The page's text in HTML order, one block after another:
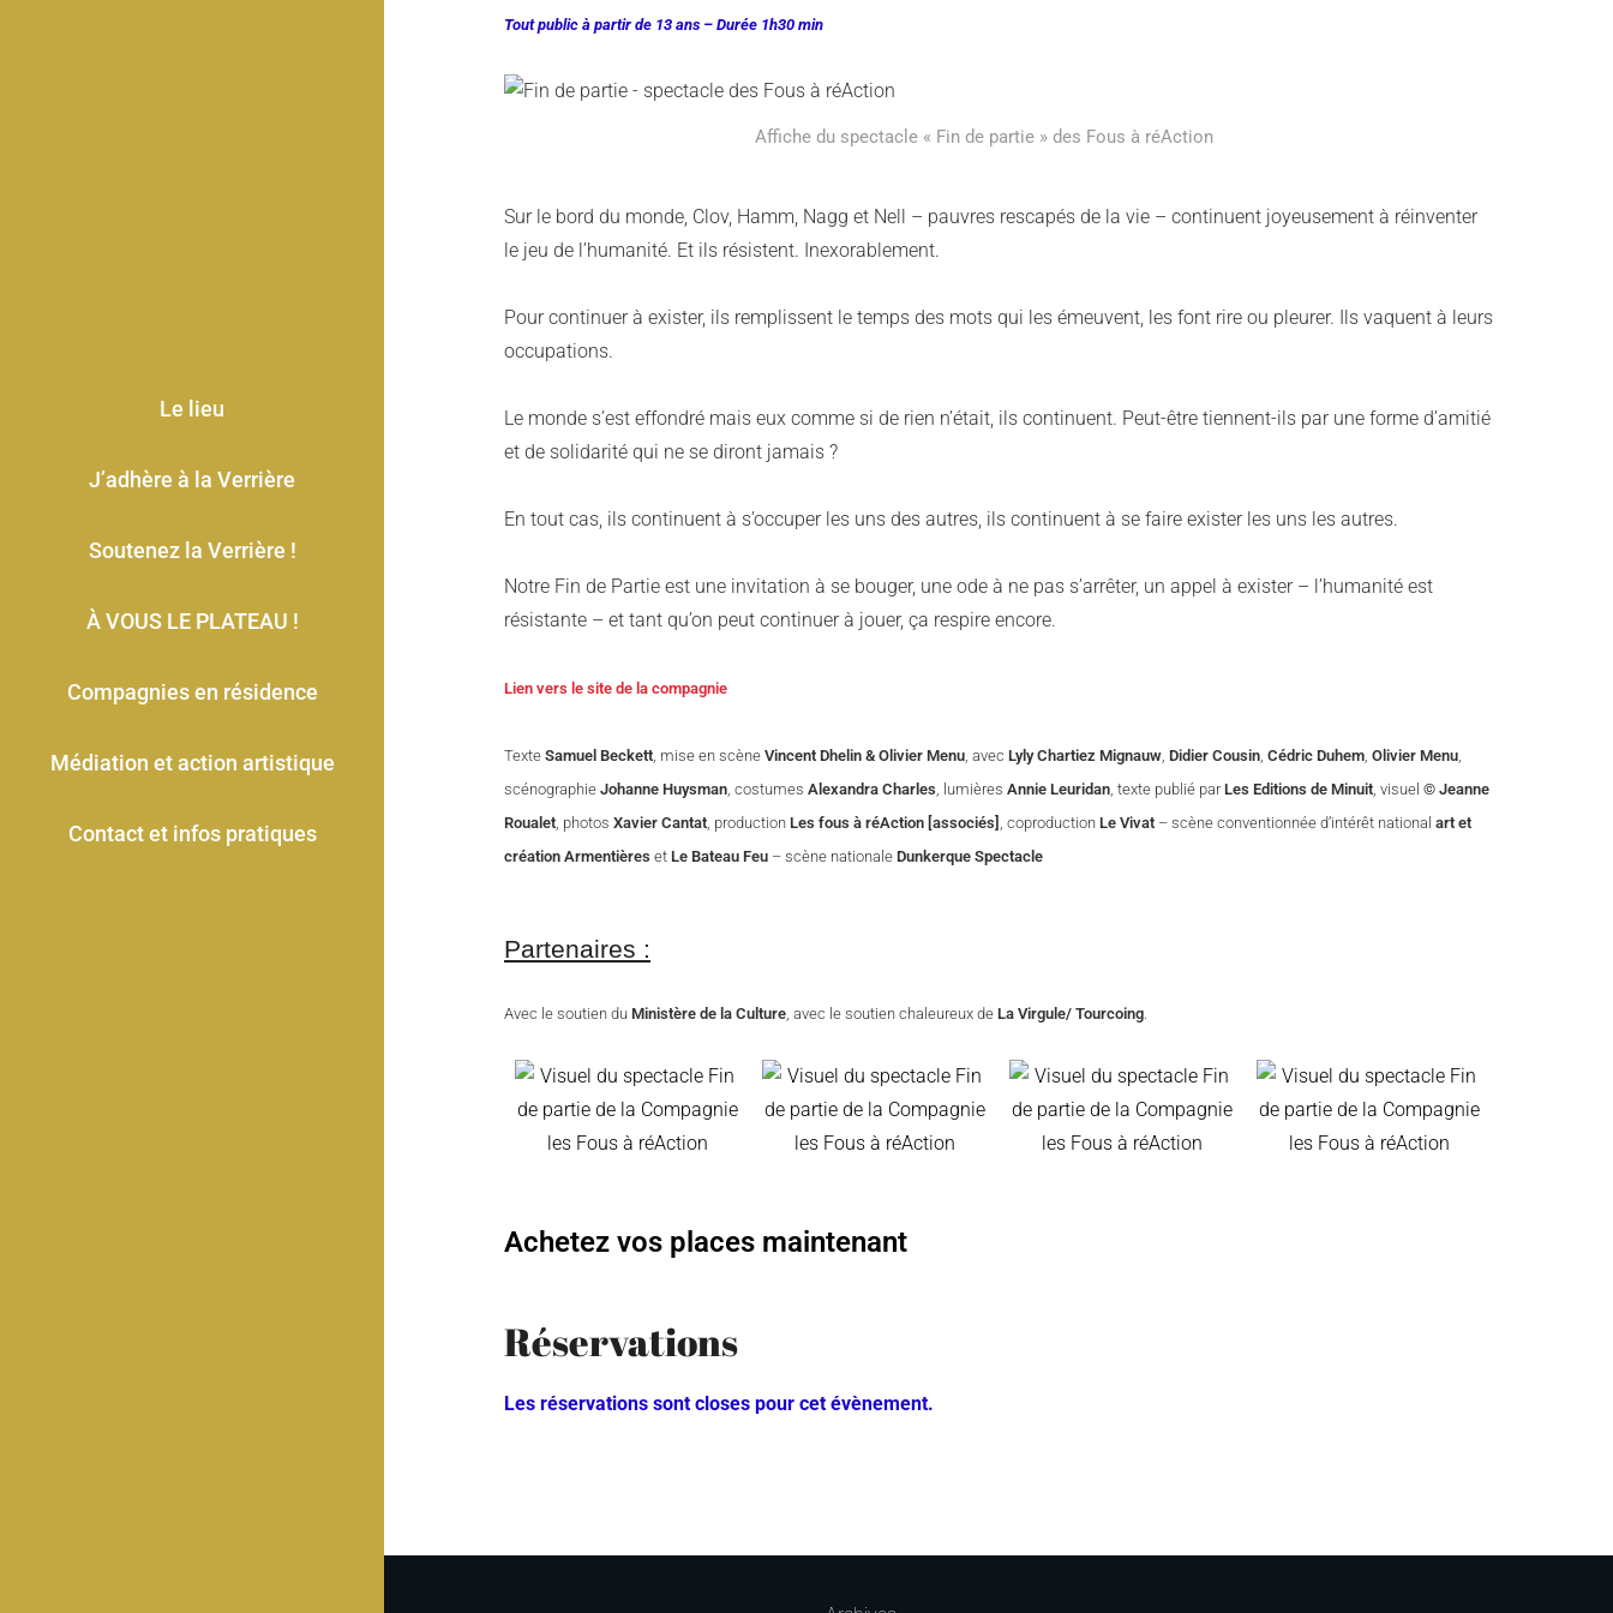
Le lieu
J’adhère à la Verrière
Soutenez la Verrière !
À VOUS LE PLATEAU !
Compagnies en résidence
Médiation et action artistique
Contact et infos pratiques
Tout public à partir de 13 ans – Durée 1h30 min
Affiche du spectacle « Fin de partie » des Fous à réAction
Sur le bord du monde, Clov, Hamm, Nagg et Nell – pauvres rescapés de la vie – continuent joyeusement à réinventer
le jeu de l’humanité. Et ils résistent. Inexorablement.
Pour continuer à exister, ils remplissent le temps des mots qui les émeuvent, les font rire ou pleurer. Ils vaquent à leurs
occupations.
Le monde s’est effondré mais eux comme si de rien n’était, ils continuent. Peut-être tiennent-ils par une forme d’amitié
et de solidarité qui ne se diront jamais ?
En tout cas, ils continuent à s’occuper les uns des autres, ils continuent à se faire exister les uns les autres.
Notre Fin de Partie est une invitation à se bouger, une ode à ne pas s’arrêter, un appel à exister – l’humanité est
résistante – et tant qu’on peut continuer à jouer, ça respire encore.
Lien vers le site de la compagnie
Texte Samuel Beckett, mise en scène Vincent Dhelin & Olivier Menu, avec Lyly Chartiez Mignauw, Didier Cousin, Cédric Duhem, Olivier Menu,
scénographie Johanne Huysman, costumes Alexandra Charles, lumières Annie Leuridan, texte publié parLes Editions de Minuit, visuel © Jeanne
Roualet, photos Xavier Cantat, production Les fous à réAction [associés] , coproduction Le Vivat – scène conventionnée d’intérêt national art et
création Armentières et Le Bateau Feu – scène nationale Dunkerque Spectacle
Partenaires :
Avec le soutien du Ministère de la Culture, avec le soutien chaleureux de La Virgule/ Tourcoing.
Achetez vos places maintenant
Réservations
Les réservations sont closes pour cet évènement.